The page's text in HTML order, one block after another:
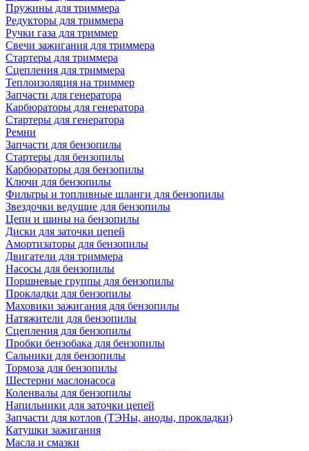
Пружины для триммера
Редукторы для триммера
Ручки газа для триммер
Свечи зажигания для триммера
Стартеры для триммера
Сцепления для триммера
Теплоизоляция на триммер
Запчасти для генератора
Карбюраторы для генератора
Стартеры для генератора
Ремни
Запчасти для бензопилы
Стартеры для бензопилы
Карбюраторы для бензопилы
Ключи для бензопилы
Фильтры и топливные шланги для бензопилы
Звездочки ведущие для бензопилы
Цепи и шины на бензопилы
Диски для заточки цепей
Амортизаторы для бензопилы
Двигатели для триммера
Насосы для бензопилы
Поршневые группы для бензопилы
Прокладки для бензопилы
Маховики зажигания для бензопилы
Натяжители для бензопилы
Сцепления для бензопилы
Пробки бензобака для бензопилы
Сальники для бензопилы
Тормоза для бензопилы
Шестерни маслонасоса
Коленвалы для бензопилы
Напильники для заточки цепей
Запчасти для котлов (ТЭНы, аноды, прокладки)
Катушки зажигания
Масла и смазки